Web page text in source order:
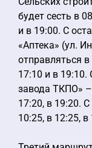
будет сесть в
и в 19:00. С
«Аптека» (ул.
отправляться
17:10 и в 19:10.
завода ТКПО» –
17:20, в 19:20.
10:25, в 12:25,